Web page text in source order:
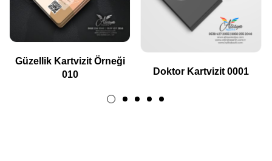
Güzellik Kartvizit Örneği
010
Doktor Kartvizit 0001